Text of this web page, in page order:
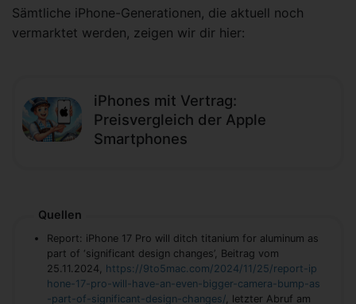
Sämtliche iPhone-Generationen, die aktuell noch
vermarktet werden, zeigen wir dir hier:
iPhones mit Vertrag:
Preisvergleich der Apple
Smartphones
Quellen
Report: iPhone 17 Pro will ditch titanium for aluminum as
part of ‘significant design changes’, Beitrag vom
25.11.2024, https://9to5mac.com/2024/11/25/report-ip
hone-17-pro-will-have-an-even-bigger-camera-bump-as
-part-of-significant-design-changes/ , letzter Abruf am